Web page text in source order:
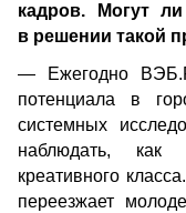
кадров. Могут
в решении такой
— Ежегодно
потенциала в
системных
наблюдать, как
креативного
переезжает